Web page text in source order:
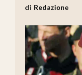
Redazione